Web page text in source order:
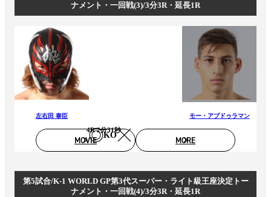
ナメント・一回戦(3)/3分3R・延長1R
左右田 泰臣
KO
4R 2分31秒
モー・アブドゥラマン
MOVIE MORE
第5試合/K-1 WORLD GP第3代スーパー・ライト級王座決定トー
ナメント・一回戦(4)/3分3R・延長1R